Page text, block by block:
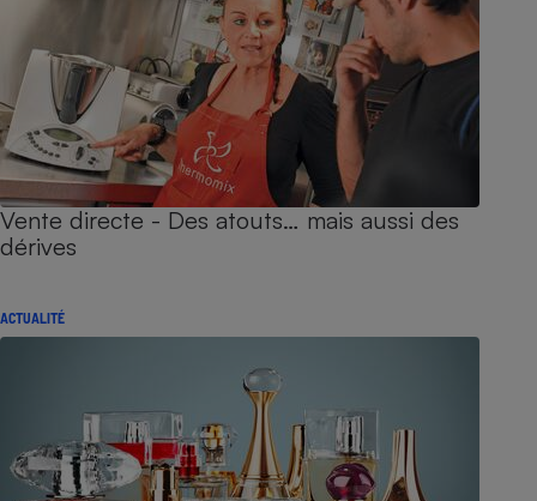
Vente directe - Des atouts… mais aussi des
dérives
ACTUALITÉ